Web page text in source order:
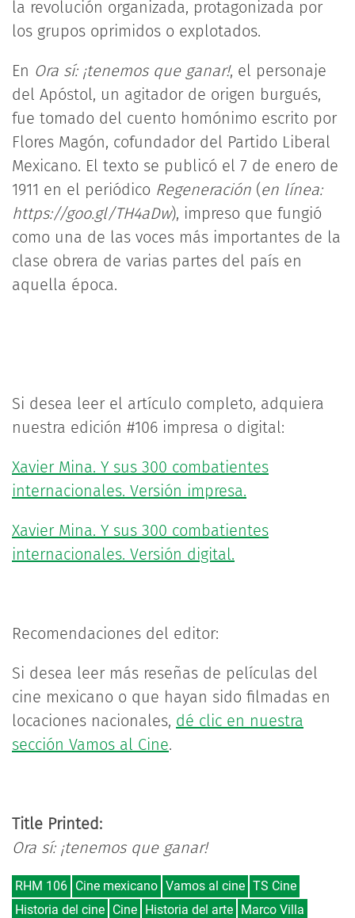
la revolución organizada, protagonizada por
los grupos oprimidos o explotados.
En Ora sí: ¡tenemos que ganar!, el personaje
del Apóstol, un agitador de origen burgués,
fue tomado del cuento homónimo escrito por
Flores Magón, cofundador del Partido Liberal
Mexicano. El texto se publicó el 7 de enero de
1911 en el periódico Regeneración (en línea:
https://goo.gl/TH4aDw), impreso que fungió
como una de las voces más importantes de la
clase obrera de varias partes del país en
aquella época.
Si desea leer el artículo completo, adquiera
nuestra edición #106 impresa o digital:
Xavier Mina. Y sus 300 combatientes
internacionales. Versión impresa.
Xavier Mina. Y sus 300 combatientes
internacionales. Versión digital.
Recomendaciones del editor:
Si desea leer más reseñas de películas del
cine mexicano o que hayan sido filmadas en
locaciones nacionales, dé clic en nuestra
sección Vamos al Cine.
Title Printed:
Ora sí: ¡tenemos que ganar!
RHM 106 Cine mexicano Vamos al cine TS Cine
Historia del cine Cine Historia del arte Marco Villa